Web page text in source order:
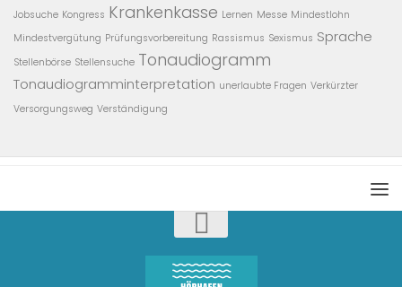
Jobsuche Kongress Krankenkasse Lernen Messe Mindestlohn
Mindestvergütung Prüfungsvorbereitung Rassismus Sexismus Sprache
Stellenbörse Stellensuche Tonaudiogramm
Tonaudiogramminterpretation unerlaubte Fragen Verkürzter
Versorgungsweg Verständigung